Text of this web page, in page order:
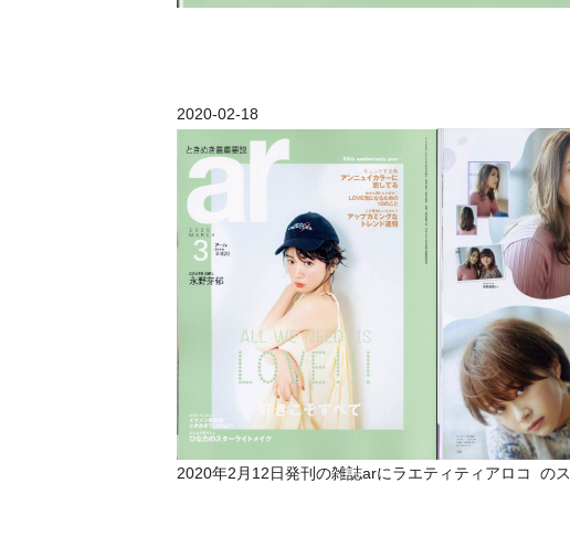
2020-02-18
2020年2月12日発刊の雑誌arにラエティティアロコ の